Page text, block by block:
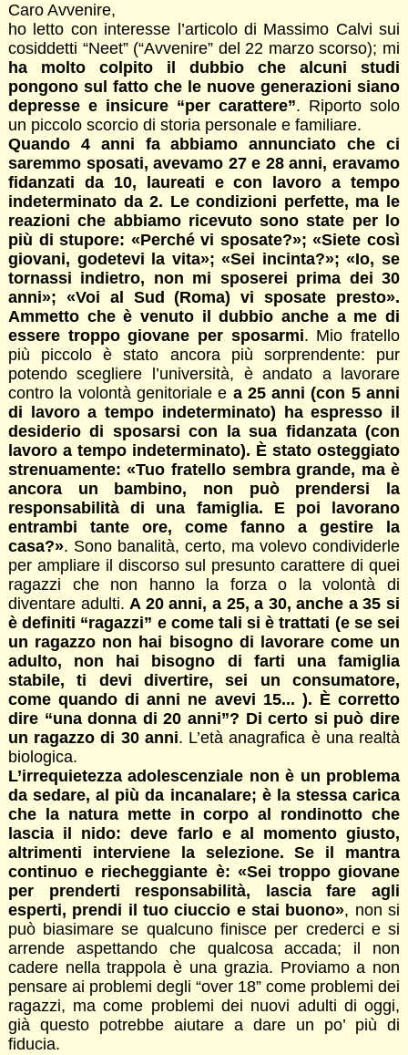
Caro Avvenire,
ho letto con interesse l’articolo di Massimo Calvi sui
cosiddetti “Neet” (“Avvenire” del 22 marzo scorso); mi
ha molto colpito il dubbio che alcuni studi
pongono sul fatto che le nuove generazioni siano
depresse e insicure “per carattere”. Riporto solo
un piccolo scorcio di storia personale e familiare.
Quando 4 anni fa abbiamo annunciato che ci
saremmo sposati, avevamo 27 e 28 anni, eravamo
fidanzati da 10, laureati e con lavoro a tempo
indeterminato da 2. Le condizioni perfette, ma le
reazioni che abbiamo ricevuto sono state per lo
più di stupore: «Perché vi sposate?»; «Siete così
giovani, godetevi la vita»; «Sei incinta?»; «Io, se
tornassi indietro, non mi sposerei prima dei 30
anni»; «Voi al Sud (Roma) vi sposate presto».
Ammetto che è venuto il dubbio anche a me di
essere troppo giovane per sposarmi. Mio fratello
più piccolo è stato ancora più sorprendente: pur
potendo scegliere l’università, è andato a lavorare
contro la volontà genitoriale e a 25 anni (con 5 anni
di lavoro a tempo indeterminato) ha espresso il
desiderio di sposarsi con la sua fidanzata (con
lavoro a tempo indeterminato). È stato osteggiato
strenuamente: «Tuo fratello sembra grande, ma è
ancora un bambino, non può prendersi la
responsabilità di una famiglia. E poi lavorano
entrambi tante ore, come fanno a gestire la
casa?». Sono banalità, certo, ma volevo condividerle
per ampliare il discorso sul presunto carattere di quei
ragazzi che non hanno la forza o la volontà di
diventare adulti.A 20 anni, a 25, a 30, anche a 35 si
è definiti “ragazzi” e come tali si è trattati (e se sei
un ragazzo non hai bisogno di lavorare come un
adulto, non hai bisogno di farti una famiglia
stabile, ti devi divertire, sei un consumatore,
come quando di anni ne avevi 15... ). È corretto
dire “una donna di 20 anni”? Di certo si può dire
un ragazzo di 30 anni. L’età anagrafica è una realtà
biologica.
L’irrequietezza adolescenziale non è un problema
da sedare, al più da incanalare; è la stessa carica
che la natura mette in corpo al rondinotto che
lascia il nido: deve farlo e al momento giusto,
altrimenti interviene la selezione. Se il mantra
continuo e riecheggiante è: «Sei troppo giovane
per prenderti responsabilità, lascia fare agli
esperti, prendi il tuo ciuccio e stai buono», non si
può biasimare se qualcuno finisce per crederci e si
arrende aspettando che qualcosa accada; il non
cadere nella trappola è una grazia. Proviamo a non
pensare ai problemi degli “over 18” come problemi dei
ragazzi, ma come problemi dei nuovi adulti di oggi,
già questo potrebbe aiutare a dare un po’ più di
fiducia.